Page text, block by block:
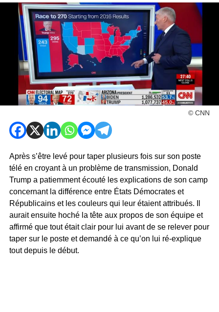
© CNN
Après s’être levé pour taper plusieurs fois sur son poste
télé en croyant à un problème de transmission, Donald
Trump a patiemment écouté les explications de son camp
concernant la différence entre États Démocrates et
Républicains et les couleurs qui leur étaient attribués. Il
aurait ensuite hoché la tête aux propos de son équipe et
affirmé que tout était clair pour lui avant de se relever pour
taper sur le poste et demandé à ce qu’on lui ré-explique
tout depuis le début.